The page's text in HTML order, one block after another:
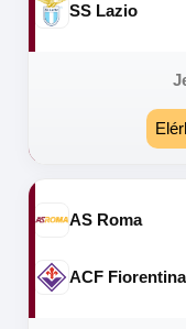
SS Lazio
AS Roma
ACF Fiorentina